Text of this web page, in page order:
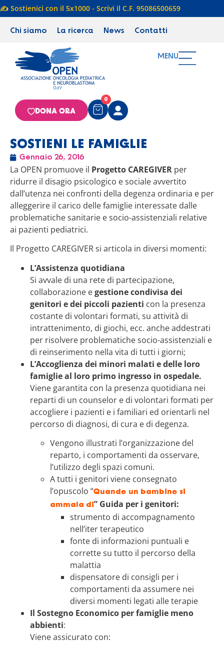
✍️ Sostienici con il 5x1000 - Scrivi il C.F. 95086500659
Chi siamo La ricerca News Contatti
MENU
0
DONA ORA
SOSTIENI LE FAMIGLIE
Gennaio 26, 2016
La OPEN promuove il Progetto CAREGIVER per
ridurre il disagio psicologico e sociale avvertito
dall’utenza nei confronti della degenza ordinaria e per
alleggerire il carico delle famiglie interessate dalle
problematiche sanitarie e socio-assistenziali relative
ai pazienti pediatrici.
Il Progetto CAREGIVER si articola in diversi momenti:
L’Assistenza quotidiana
Si avvale di una rete di partecipazione,
collaborazione egestione condivisa dei
genitori e dei piccoli pazienti con la presenza
costante di volontari formati, su attività di
intrattenimento, di giochi, ecc. anche addestrati
per risolvere problematiche socio-assistenziali e
di reinserimento nella vita di tutti i giorni;
L’Accoglienza dei minori malati e delle loro
famiglie al loro primo ingresso in ospedale.
Viene garantita con la presenza quotidiana nei
reparti di un counselor e di volontari formati per
accogliere i pazienti e i familiari ed orientarli nel
percorso di diagnosi, di cura e di degenza.
Vengono illustrati l’organizzazione del
reparto, i comportamenti da osservare,
l’utilizzo degli spazi comuni.
A tutti i genitori viene consegnato
l’opuscolo “Quando un bambino si
ammala di” Guida per i genitori:
strumento di accompagnamento
nell’iter terapeutico
fonte di informazioni puntuali e
corrette su tutto il percorso della
malattia
dispensatore di consigli per i
comportamenti da assumere nei
diversi momenti legati alle terapie
Il Sostegno Economico per famiglie meno
abbienti:
Viene assicurato con: